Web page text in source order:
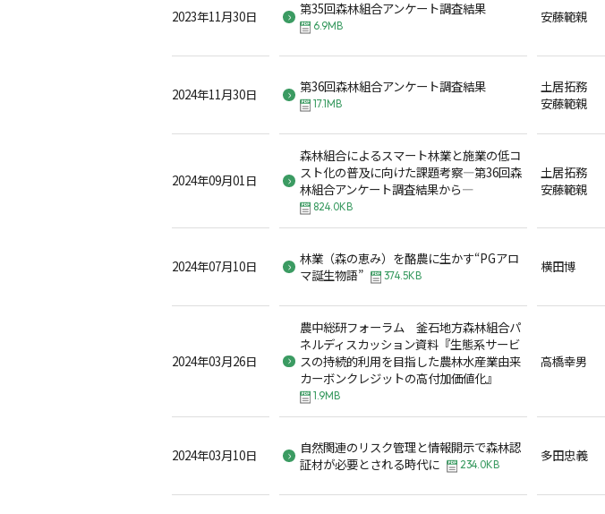
2023年11月30日 第35回森林組合アンケート調査結果
6.9MB
安藤範親
2024年11月30日 第36回森林組合アンケート調査結果
17.1MB
土居拓務
安藤範親
2024年09月01日
森林組合によるスマート林業と施業の低コ
スト化の普及に向けた課題考察―第36回森
林組合アンケート調査結果から―
824.0KB
土居拓務
安藤範親
2024年07月10日
林業（森の恵み）を酪農に生かす“PGアロ
マ誕生物語”
374.5KB
横田博
2024年03月26日
農中総研フォーラム 釜石地方森林組合パ
ネルディスカッション資料『生態系サービ
スの持続的利用を目指した農林水産業由来
カーボンクレジットの高付加価値化』
1.9MB
高橋幸男
2024年03月10日
自然関連のリスク管理と情報開示で森林認
証材が必要とされる時代に
234.0KB
多田忠義